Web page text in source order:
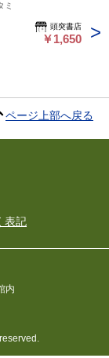
ミ
頭突書店
￥1,650
ページ上部へ戻る
表記
内